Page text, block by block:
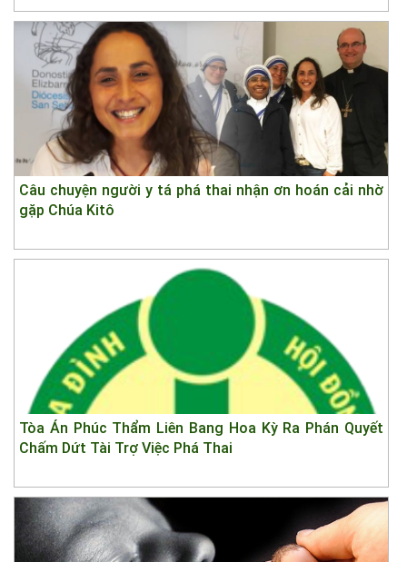
Câu chuyện người y tá phá thai nhận ơn hoán cải nhờ
gặp Chúa Kitô
Tòa Án Phúc Thẩm Liên Bang Hoa Kỳ Ra Phán Quyết
Chấm Dứt Tài Trợ Việc Phá Thai